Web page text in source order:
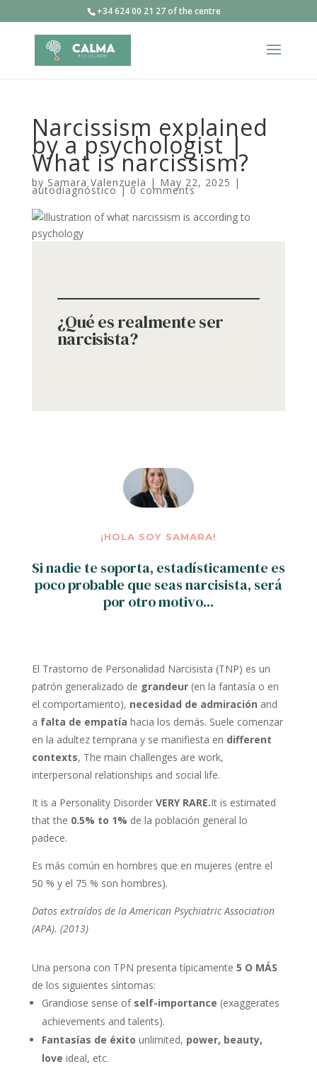
+34 624 00 21 27 of the centre
Narcissism explained
by a psychologist |
What is narcissism?
by Samara Valenzuela | May 22, 2025 |
autodiagnóstico|0 comments
¿Qué es realmente ser
narcisista?
¡HOLA SOY SAMARA!
Si nadie te soporta, estadísticamente es
poco probable que seas narcisista, será
por otro motivo...
El Trastorno de Personalidad Narcisista (TNP) es un
patrón generalizado de grandeur(en la fantasía o en
el comportamiento), necesidad de admiración and
a falta de empatía hacia los demás. Suele comenzar
en la adultez temprana y se manifiesta en different
contexts, The main challenges are work,
interpersonal relationships and social life.
It is a Personality Disorder VERY RARE.It is estimated
that the 0.5% to 1% de la población general lo
padece.
Es más común en hombres que en mujeres (entre el
50 % y el 75 % son hombres).
Datos extraídos de la American Psychiatric Association
(APA). (2013)
Una persona con TPN presenta típicamente 5 O MÁS
de los siguientes síntomas:
Grandiose sense ofself-importance (exaggerates
achievements and talents).
Fantasías de éxito unlimited, power, beauty,
love ideal, etc.